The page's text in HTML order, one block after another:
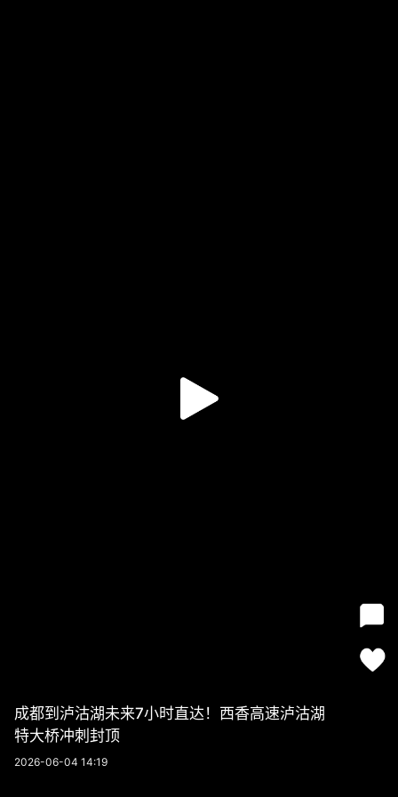
成都到泸沽湖未来7小时直达！西香高速泸沽湖
特大桥冲刺封顶
2026-06-04 14:19